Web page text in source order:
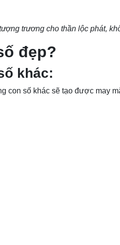
trương cho thần lộc phát,
đẹp?
khác:
con số khác sẽ tạo được may